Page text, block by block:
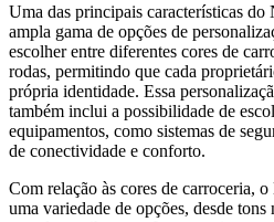
Uma das principais características do
ampla gama de opções de
escolher entre diferentes cores de
rodas, permitindo que cada
própria identidade. Essa
também inclui a possibilidade de
equipamentos, como sistemas de
de conectividade e conforto.
Com relação às cores de carroceria,
uma variedade de opções, desde tons